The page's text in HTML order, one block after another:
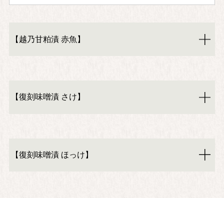
【越乃甘粕漬 赤魚】
【復刻味噌漬 さけ】
【復刻味噌漬 ほっけ】